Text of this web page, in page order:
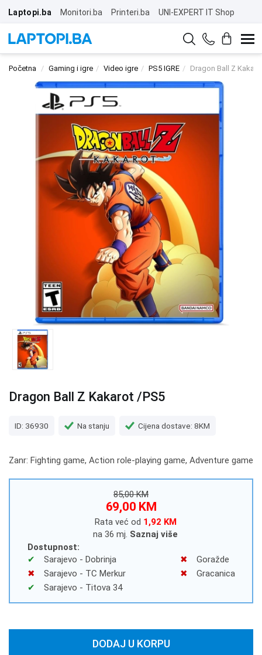
Laptopi.ba Monitori.ba Printeri.ba UNI-EXPERT IT Shop
Početna Gaming i igre Video igre PS5 IGRE Dragon Ball Z
Dragon Ball Z Kakarot /PS5
ID: 36930 Na stanju Cijena dostave: 8KM
Zanr: Fighting game, Action role-playing game, Adventure game
85,00 KM
69,00 KM
Rata već od 1,92 KM
na 36 mj. Saznaj više
Dostupnost:
Sarajevo - Dobrinja
Sarajevo - TC Merkur
Sarajevo - Titova 34
Goražde
Gracanica
DODAJ U KORPU